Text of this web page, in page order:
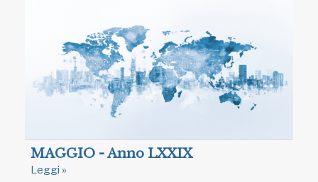
MAGGIO - Anno LXXIX
Leggi »